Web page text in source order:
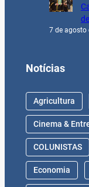
7 de agosto
Notícias
Agricultura
Cinema &
COLUNISTAS
Economia